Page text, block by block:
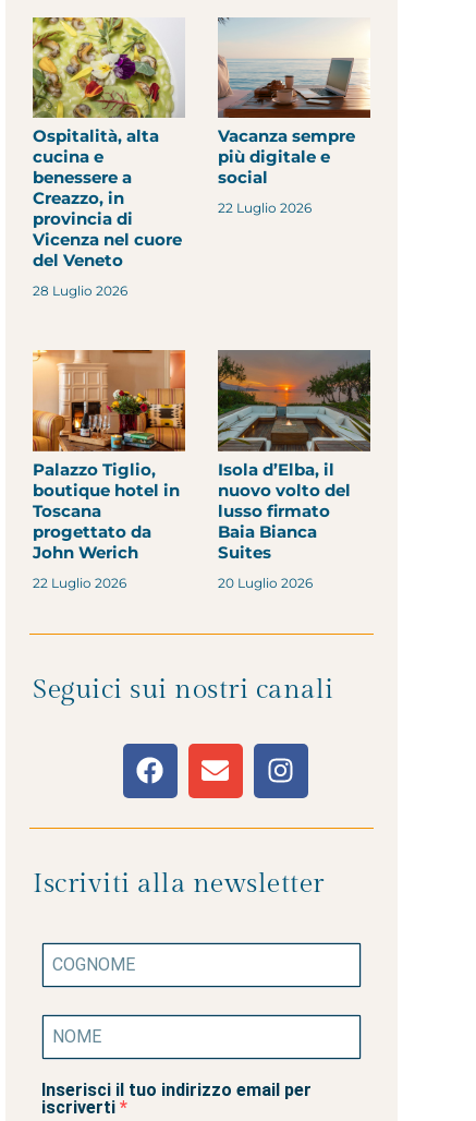
Ospitalità, alta
cucina e
benessere a
Creazzo, in
provincia di
Vicenza nel cuore
del Veneto
28 Luglio 2026
Vacanza sempre
più digitale e
social
22 Luglio 2026
Palazzo Tiglio,
boutique hotel in
Toscana
progettato da
John Werich
22 Luglio 2026
Isola d’Elba, il
nuovo volto del
lusso firmato
Baia Bianca
Suites
20 Luglio 2026
Seguici sui nostri canali
Iscriviti alla newsletter
Inserisci il tuo indirizzo email per
iscriverti